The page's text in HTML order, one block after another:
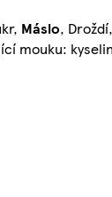
Máslo,
mouku: